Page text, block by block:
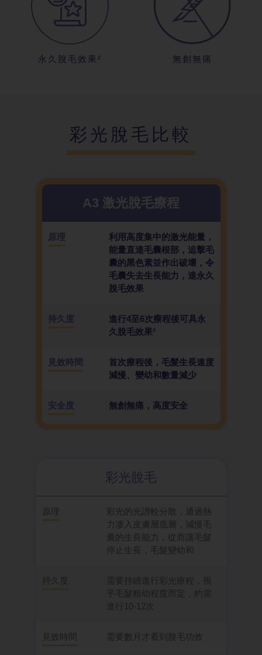
永久脫毛效果² 無創無痛
彩光脫毛比較
A3 激光脫毛療程
原理
利用高度集中的激光能量，
能量直達毛囊根部，追擊毛
囊的黑色素並作出破壞，令
毛囊失去生長能力，達永久
脫毛效果
持久度
進行4至6次療程後可具永
久脫毛效果²
見效時間
首次療程後，毛髮生長速度
減慢、變幼和數量減少
安全度 無創無痛，高度安全
彩光脫毛
原理
彩光的光譜較分散，通過熱
力滲入皮膚層底層，減慢毛
囊的生長能力，從而讓毛髮
停止生長，毛髮變幼和
持久度
需要持續進行彩光療程，視
乎毛髮粗幼程度而定，約需
進行10-12次
見效時間 需要數月才看到脫毛功效